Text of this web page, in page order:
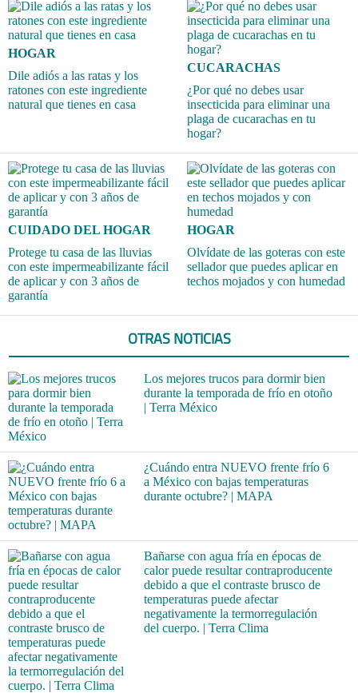
HOGAR
Dile adiós a las ratas y los
ratones con este ingrediente
natural que tienes en casa
CUCARACHAS
¿Por qué no debes usar
insecticida para eliminar una
plaga de cucarachas en tu
hogar?
CUIDADO DEL HOGAR
Protege tu casa de las lluvias
con este impermeabilizante fácil
de aplicar y con 3 años de
garantía
HOGAR
Olvídate de las goteras con este
sellador que puedes aplicar en
techos mojados y con humedad
OTRAS NOTICIAS
Los mejores trucos para dormir bien
durante la temporada de frío en otoño
| Terra México
¿Cuándo entra NUEVO frente frío 6
a México con bajas temperaturas
durante octubre? | MAPA
Bañarse con agua fría en épocas de
calor puede resultar contraproducente
debido a que el contraste brusco de
temperaturas puede afectar
negativamente la termorregulación
del cuerpo. | Terra Clima